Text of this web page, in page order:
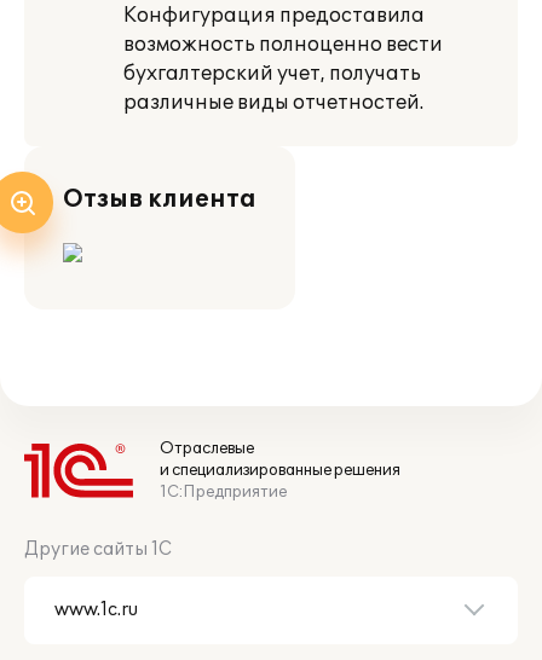
Конфигурация предоставила
возможность полноценно вести
бухгалтерский учет, получать
различные виды отчетностей.
Отзыв клиента
Отраслевые
и специализированные решения
1С:Предприятие
Другие сайты 1С